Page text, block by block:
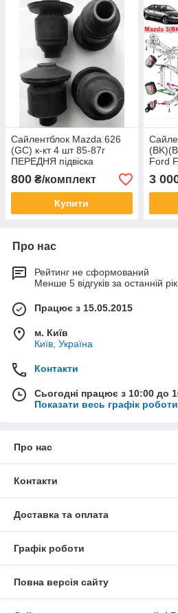
Сайлентблок Mazda 626
(GC) к-кт 4 шт 85-87г
ПЕРЕДНЯ підвіска
800 ₴/комплект
Купити
Ford
3
Про нас
Рейтинг не сформований
Менше 5 відгуків за останній рік
Працює з 15.05.2015
м. Київ
Київ, Україна
Контакти
Сьогодні працює з 10:00 до
Показати весь графік роботи
Про нас
Контакти
Доставка та оплата
Графік роботи
Повна версія сайту